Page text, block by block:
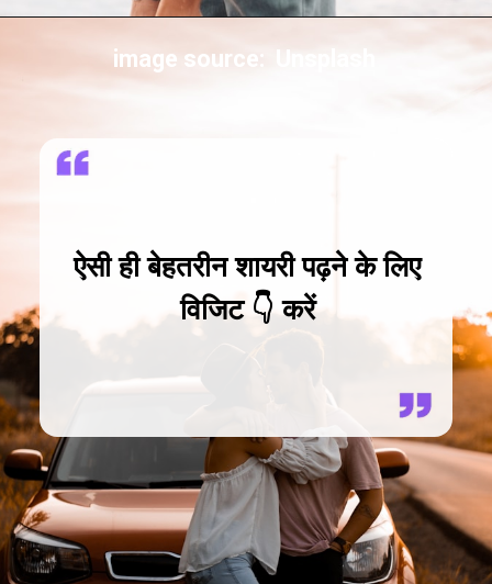
ऐसी ही बेहतरीन शायरी पढ़ने के लिए
विजिट 👇 करें
image source: Unsplash